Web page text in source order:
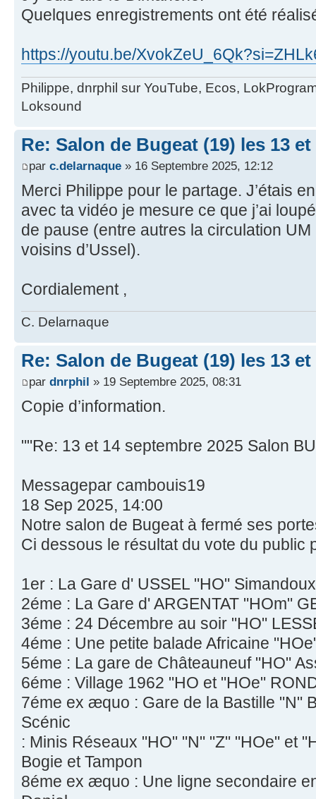
Quelques enregistrements ont été
https://youtu.be/
Philippe, dnrphil sur YouTube, Ecos,
Loksound
Re: Salon de Bugeat (19) les 13
par c.delarnaque » 16 Septembre 2025, 12:12
Merci Philippe pour le partage. J’étais
avec ta vidéo je mesure ce que j’ai
de pause (entre autres la circulation
voisins d’Ussel).
Cordialement ,
C. Delarnaque
Re: Salon de Bugeat (19) les 13
par dnrphil » 19 Septembre 2025, 08:31
Copie d’information.
""Re: 13 et 14 septembre 2025 Salon
Messagepar cambouis19
18 Sep 2025, 14:00
Notre salon de Bugeat à fermé ses
Ci dessous le résultat du vote du public
1er : La Gare d' USSEL "HO"
2éme : La Gare d' ARGENTAT "HOm"
3éme : 24 Décembre au soir "HO"
4éme : Une petite balade Africaine
5éme : La gare de Châteauneuf "HO"
6éme : Village 1962 "HO et "HOe"
7éme ex æquo : Gare de la Bastille "N"
Scénic
: Minis Réseaux "HO" "N" "Z" "HOe" et
Bogie et Tampon
8éme ex æquo : Une ligne secondaire